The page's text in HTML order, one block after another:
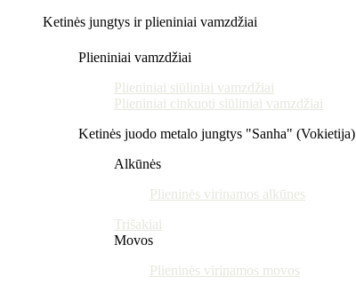
Ketinės jungtys ir plieniniai vamzdžiai
Plieniniai vamzdžiai
Plieniniai siūliniai vamzdžiai
Plieniniai cinkuoti siūliniai vamzdžiai
Ketinės juodo metalo jungtys "Sanha" (Vokietija)
Alkūnės
Plieninės virinamos alkūnes
Trišakiai
Movos
Plieninės virinamos movos